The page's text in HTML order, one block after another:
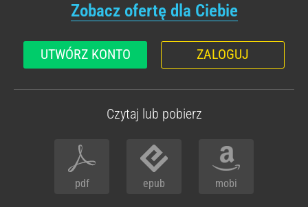
Zobacz ofertę dla Ciebie
UTWÓRZ KONTO ZALOGUJ
Czytaj lub pobierz
pdf epub mobi